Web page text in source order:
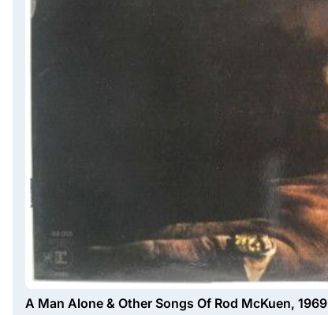
A Man Alone & Other Songs Of Rod McKuen, 1969